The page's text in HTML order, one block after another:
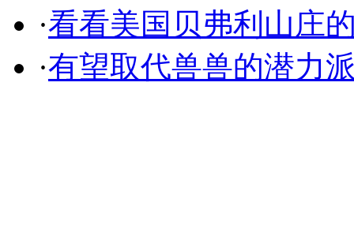
·看看美国贝弗利山庄
·有望取代兽兽的潜力